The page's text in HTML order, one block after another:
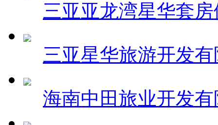
三亚亚龙湾星华套
三亚星华旅游开发
海南中田旅业开发